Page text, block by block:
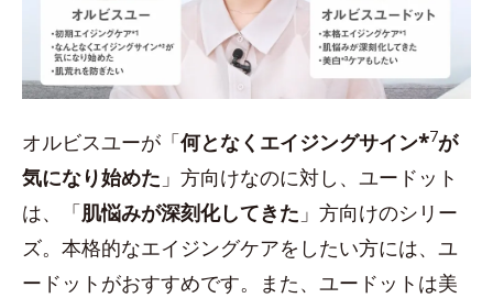
オルビスユーが「何となくエイジングサイン*7が
気になり始めた 」方向けなのに対し、ユードット
は、「肌悩みが深刻化してきた 」方向けのシリー
ズ。本格的なエイジングケアをしたい方には、ユ
ードットがおすすめです。また、ユードットは美